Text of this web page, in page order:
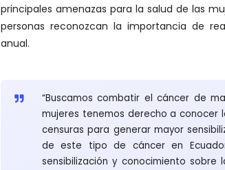
principales amenazas para la salud de las
personas reconozcan la importancia de
anual.
“Buscamos combatir el cáncer de
mujeres tenemos derecho a conocer
censuras para generar mayor
de este tipo de cáncer en
sensibilización y conocimiento